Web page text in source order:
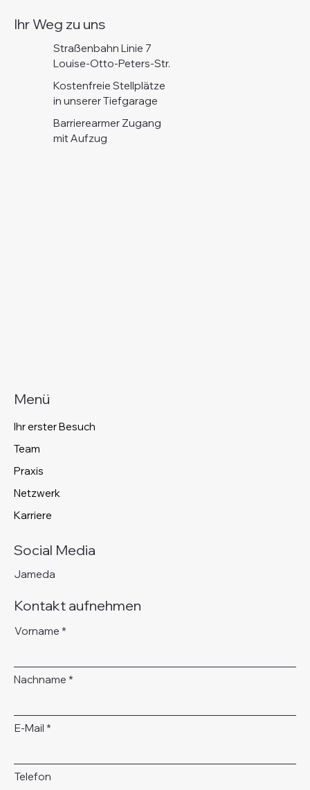
Vorname
Nachname
E-Mail
Telefon
Kontakt aufnehmen
Social Media
Jameda
Menü
Ihr erster Besuch
Team
Praxis
Netzwerk
Karriere
Ihr Weg zu uns
Straßenbahn Linie 7
Louise-Otto-Peters-Str.
Kostenfreie Stellplätze
in unserer Tiefgarage
Barrierearmer Zugang
mit Aufzug